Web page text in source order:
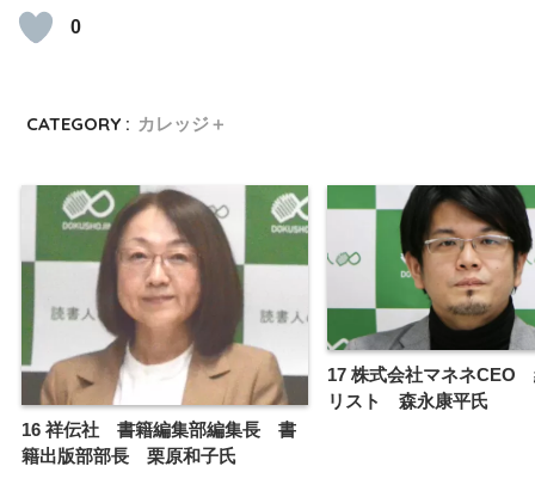
0
CATEGORY : カレッジ＋
16 祥伝社 書籍編集部編集長 書
籍出版部部長 栗原和子氏
17 株式会社マネネCEO
リスト 森永康平氏